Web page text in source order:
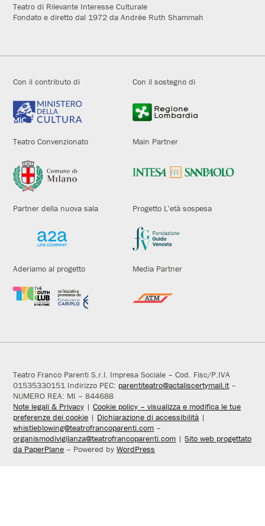
Teatro di Rilevante Interesse Culturale
Fondato e diretto dal 1972 da Andrée Ruth Shammah
Con il contributo di Con il sostegno di
Teatro Convenzionato Main Partner
Partner della nuova sala Progetto L'età sospesa
Aderiamo al progetto Media Partner
Teatro Franco Parenti S.r.l. Impresa Sociale – Cod. Fisc/P.IVA
01535330151 Indirizzo PEC: parentiteatro@actaliscertymail.it–
NUMERO REA: MI – 844688
Note legali & Privacy |Cookie policy – visualizza e modifica le tue
preferenze dei cookie | Dichiarazione di accessibilità |
whistleblowing@teatrofrancoparenti.com –
organismodivigilanza@teatrofrancoparenti.com |Sito web progettato
da PaperPlane – Powered byWordPress